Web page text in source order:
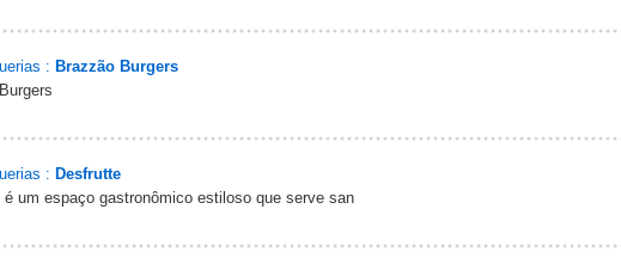
: Brazzão Burgers
: Desfrutte
é um espaço gastronômico estiloso que serve san